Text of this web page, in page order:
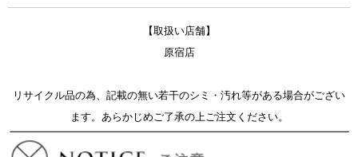
【取扱い店舗】
原宿店
リサイクル品の為、記載の無い若干のシミ・汚れ等がある場合がござい
ます。あらかじめご了承の上ご注文ください。